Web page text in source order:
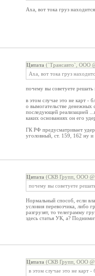
Аха, вот тока груз
Цитата (`Трансавто`, ООО
Аха, вот тока груз
почему вы советуете
в этом случае это не карт -
о вымогательстве денежных
последующей реализацией
каких основаниях он его
ГК РФ предусматривает
уголовный, ст. 159, 162 ну и
Цитата (СКВ Групп, ООО @
почему вы советуете
Нормальный способ, если
условия перевозчика, либо
разгрузят, то телеграмму
здесь статья УК, а?
Цитата (СКВ Групп, ООО @
в этом случае это не карт -